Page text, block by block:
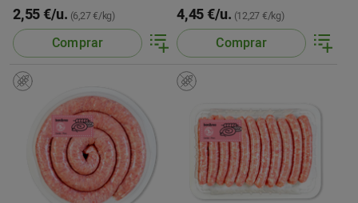
2,55 €/u. (6,27 €/kg)
Comprar
4,45 €/u. (12,27 €/kg)
Comprar